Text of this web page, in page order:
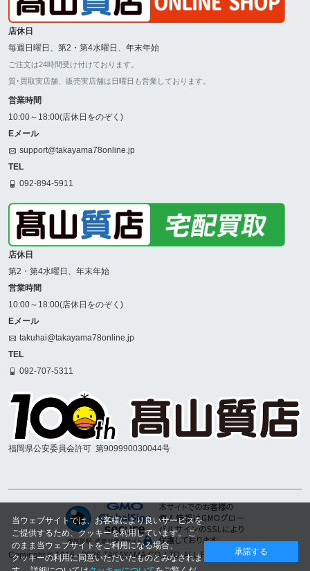
店休日
毎週日曜日、第2・第4水曜日、年末年始
ご注文は24時間受け付けております。
質･買取実店舗、販売実店舗は日曜日も営業しております。
営業時間
10:00～18:00(店休日をのぞく)
Eメール
support@takayama78online.jp
TEL
092-894-5911
店休日
第2・第4水曜日、年末年始
営業時間
10:00～18:00(店休日をのぞく)
Eメール
takuhai@takayama78online.jp
TEL
092-707-5311
福岡県公安委員会許可 第909990030044号
Copyright © 1916- 2026 TAKAYAMA.CO.,LTD. ALL RIGHTS RESERVED.
当ウェブサイトでは、お客様により良いサービスを
ご提供するため、クッキーを利用しています。 こ
のまま当ウェブサイトをご利用になる場合、
クッキーの利用に同意いただいたものとみなされま
承諾する